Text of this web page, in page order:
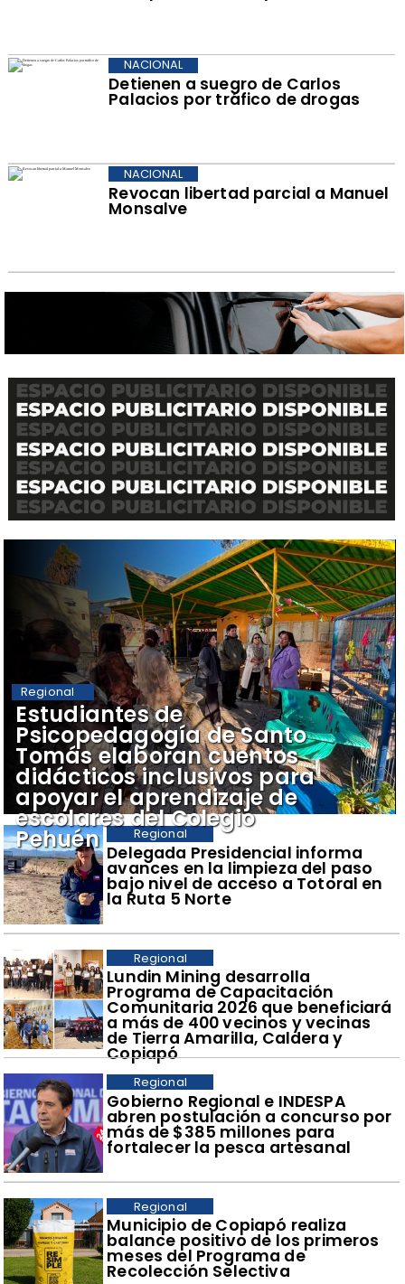
Detienen a suegro de Carlos
Palacios por tráfico de drogas
NACIONAL
Revocan libertad parcial a Manuel
Monsalve
NACIONAL
​Delegada Presidencial informa
avances en la limpieza del paso
bajo nivel de acceso a Totoral en
la Ruta 5 Norte
Regional
​Lundin Mining desarrolla
Programa de Capacitación
Comunitaria 2026 que beneficiará
a más de 400 vecinos y vecinas
de Tierra Amarilla, Caldera y
Copiapó
Regional
​Gobierno Regional e INDESPA
abren postulación a concurso por
más de $385 millones para
fortalecer la pesca artesanal
Regional
​Municipio de Copiapó realiza
balance positivo de los primeros
meses del Programa de
Recolección Selectiva
Regional
​Estudiantes de
Psicopedagogía de Santo
Tomás elaboran cuentos
didácticos inclusivos para
apoyar el aprendizaje de
escolares del Colegio
Pehuén
Regional